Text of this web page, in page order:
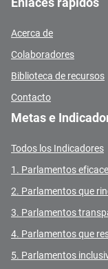
Acerca de
Colaboradores
Biblioteca de recursos
Contacto
Metas e
Todos los Indicadores
1. Parlamentos
2. Parlamentos que
3. Parlamentos
4. Parlamentos que
5. Parlamentos